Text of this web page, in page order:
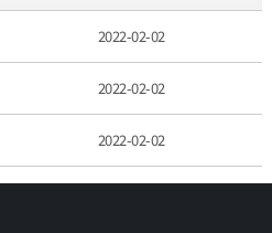
2022-02-02
2022-02-02
2022-02-02